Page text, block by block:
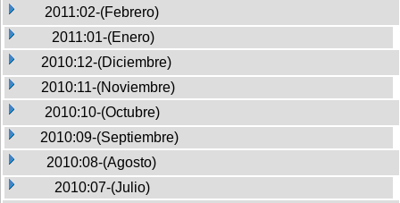
2011:02-(Febrero)
2011:01-(Enero)
2010:12-(Diciembre)
2010:11-(Noviembre)
2010:10-(Octubre)
2010:09-(Septiembre)
2010:08-(Agosto)
2010:07-(Julio)